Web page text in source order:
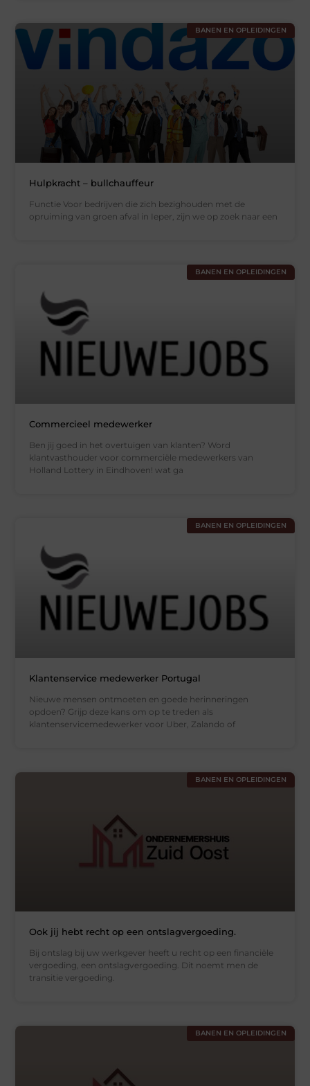
BANEN EN OPLEIDINGEN
Hulpkracht – bullchauffeur
Functie Voor bedrijven die zich bezighouden met de
opruiming van groen afval in Ieper, zijn we op zoek naar een
BANEN EN OPLEIDINGEN
Commercieel medewerker
Ben jij goed in het overtuigen van klanten? Word
klantvasthouder voor commerciële medewerkers van
Holland Lottery in Eindhoven! wat ga
BANEN EN OPLEIDINGEN
Klantenservice medewerker Portugal
Nieuwe mensen ontmoeten en goede herinneringen
opdoen? Grijp deze kans om op te treden als
klantenservicemedewerker voor Uber, Zalando of
BANEN EN OPLEIDINGEN
Ook jij hebt recht op een ontslagvergoeding.
Bij ontslag bij uw werkgever heeft u recht op een financiële
vergoeding, een ontslagvergoeding. Dit noemt men de
transitie vergoeding.
BANEN EN OPLEIDINGEN